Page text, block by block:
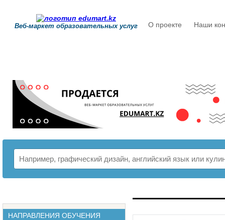
Веб-маркет образовательных услуг О проекте Наши
НАПРАВЛЕНИЯ ОБУЧЕНИЯ